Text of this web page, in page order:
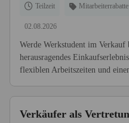
Teilzeit Mitarbeiterrabatte
02.08.2026
Werde Werkstudent im
herausragendes
flexiblen Arbeitszeiten und
Verkäufer als